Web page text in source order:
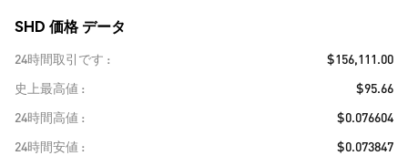
SHD 価格 データ
24時間取引です
$156,111.00
史上最高値
$95.66
24時間高値
$0.076604
24時間安値
$0.073847